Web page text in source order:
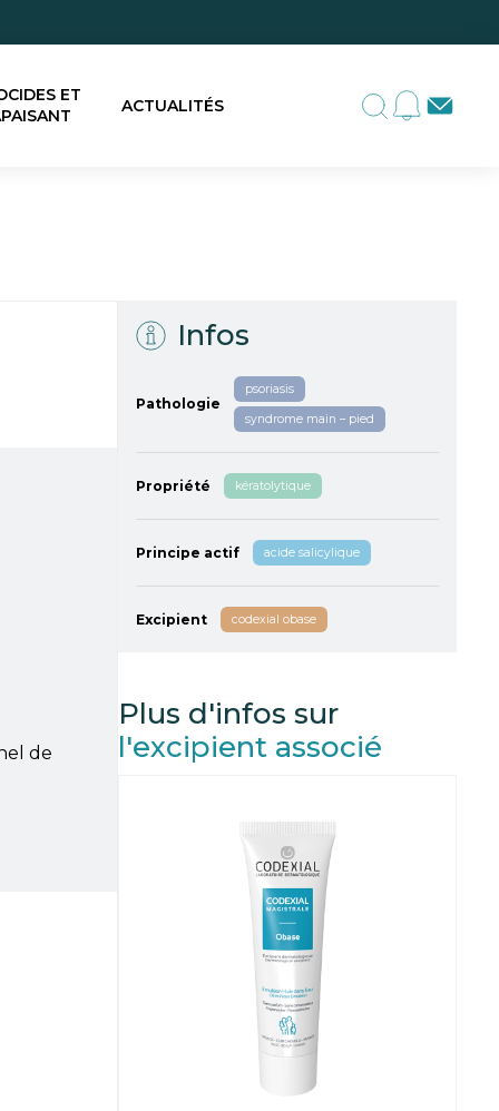
ET
ACTUALITÉS
de
Infos
Pathologie
psoriasis
syndrome main – pied
Propriété kératolytique
Principe actif acide salicylique
Excipient codexial obase
Plus d'infos sur
l'excipient associé